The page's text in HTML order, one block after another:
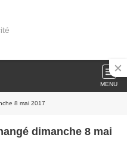
MENU
8 mai 2017
dimanche 8 mai